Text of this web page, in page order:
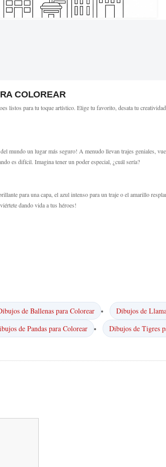
COLOREAR
listos para tu toque artístico. Elige tu favorito, desata tu
mundo un lugar más seguro! A menudo llevan trajes geniales,
es difícil. Imagina tener un poder especial, ¿cuál sería?
para una capa, el azul intenso para un traje o el amarillo
dando vida a tus héroes!
de Ballenas para Colorear
Dibujos de
de Pandas para Colorear Dibujos de Tigres